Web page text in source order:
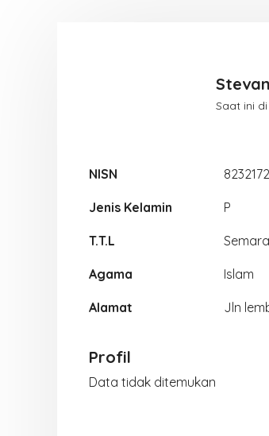
Saat ini di
NISN
Jenis Kelamin P
T.T.L
Agama Islam
Alamat Jln
Profil
Data tidak ditemukan